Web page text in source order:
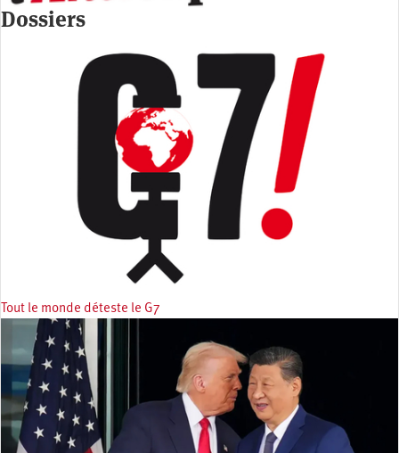
Dossiers
Tout le monde déteste le G7